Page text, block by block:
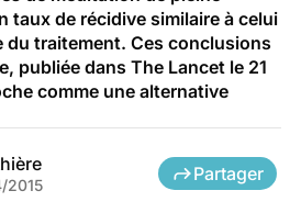
taux de récidive similaire à celui
du traitement. Ces conclusions
publiée dans The Lancet le 21
comme une alternative
2015
Partager